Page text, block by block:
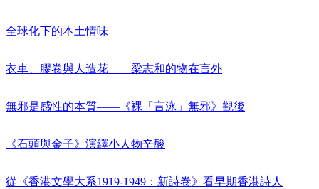
全球化下的本土情味
衣車、膠卷與人造花——梁志和的物在言外
無邪是感性的本質——《裸「言泳」無邪》觀後
《石頭與金子》演繹小人物辛酸
從《香港文學大系1919-1949：新詩卷》看早期香港詩人